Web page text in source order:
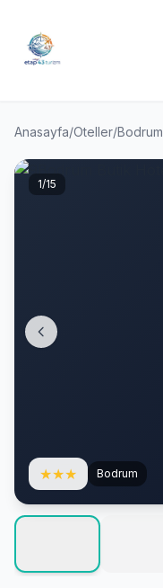
Anasayfa/Oteller/Bodrum
★★★ Bodrum
1/15